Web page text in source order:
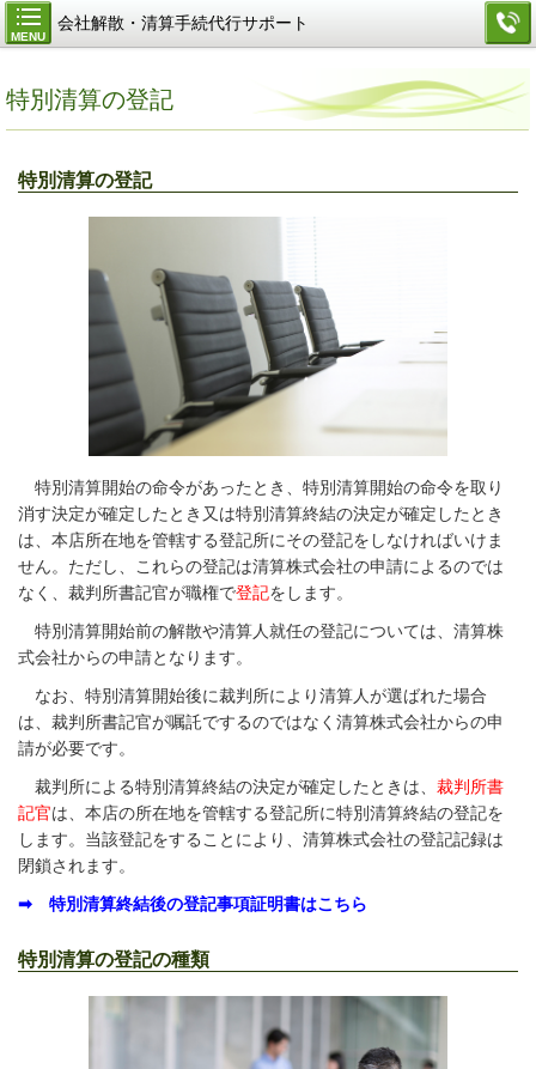
MENU
会社解散・清算手続代行サポート
特別清算の登記
特別清算の登記
特別清算開始の命令があったとき、特別清算開始の命令を取り
消す決定が確定したとき又は特別清算終結の決定が確定したとき
は、本店所在地を管轄する登記所にその登記をしなければいけま
せん。ただし、これらの登記は清算株式会社の申請によるのでは
なく、裁判所書記官が職権で登記をします。
特別清算開始前の解散や清算人就任の登記については、清算株
式会社からの申請となります。
なお、特別清算開始後に裁判所により清算人が選ばれた場合
は、裁判所書記官が嘱託でするのではなく清算株式会社からの申
請が必要です。
裁判所による特別清算終結の決定が確定したときは、 裁判所書
記官は、本店の所在地を管轄する登記所に特別清算終結の登記を
します。当該登記をすることにより、清算株式会社の登記記録は
閉鎖されます。
➡ 特別清算終結後の登記事項証明書はこちら
特別清算の登記の種類